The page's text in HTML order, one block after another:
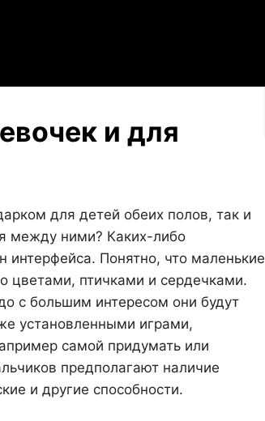
и для
для детей обеих полов, так и
между ними? Каких-либо
Понятно, что маленькие
цветами, птичками и сердечками.
с большим интересом они будут
установленными играми,
самой придумать или
предполагают наличие
и другие способности.